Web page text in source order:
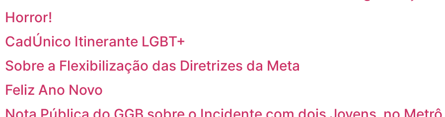
Horror!
CadÚnico Itinerante LGBT+
Sobre a Flexibilização das Diretrizes da Meta
Feliz Ano Novo